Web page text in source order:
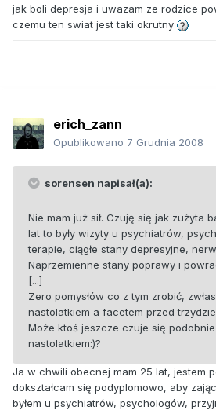
jak boli depresja i uwazam ze rodzice
czemu ten swiat jest taki okrutny
erich_zann
Opublikowano 7 Grudnia 2008
sorensen napisał(a):
Nie mam już sił. Czuję się jak zużyta
lat to były wizyty u psychiatrów,
terapie, ciągłe stany depresyjne,
Naprzemienne stany poprawy i
[...]
Zero pomysłów co z tym zrobić,
nastolatkiem a facetem przed
Może ktoś jeszcze czuje się
nastolatkiem:)?
Ja w chwili obecnej mam 25 lat, jestem
dokształcam się podyplomowo, aby
byłem u psychiatrów, psychologów,